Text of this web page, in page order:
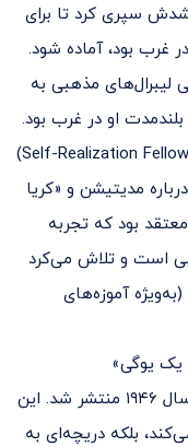
سپری کرد تا برای
غرب بود، آماده شود.
لیبرال‌های مذهبی به
او در غرب بود.
او در همان سال انجمن خودشناسی (Self-Realization Fellowship)
مدیتیشن و «کریا
معتقد بود که تجربه
است و تلاش می‌کرد
آموزه‌های
یک یوگی»
(Autobiography of a Yogi) است که در سال ۱۹۴۶ منتشر شد. این
بلکه دریچه‌ای به